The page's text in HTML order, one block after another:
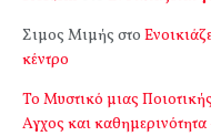
Σιμος Μιμής στο
κέντρο
Το Μυστικό μιας
Αγχος και